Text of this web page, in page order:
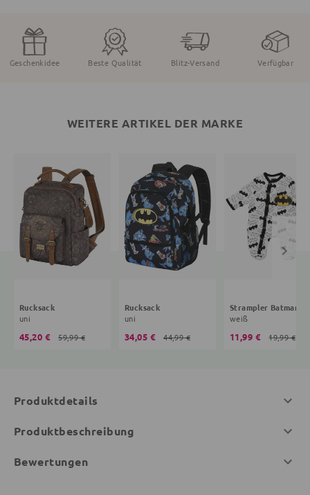
Geschenkidee Beste Qualität Blitz-Versand Verfügbar
WEITERE ARTIKEL DER MARKE
Rucksack
uni
45,20 € 59,99 €
Rucksack
uni
34,05 € 44,99 €
Strampler Batman
weiß
11,99 € 19,99 €
Produktdetails
Produktbeschreibung
Bewertungen